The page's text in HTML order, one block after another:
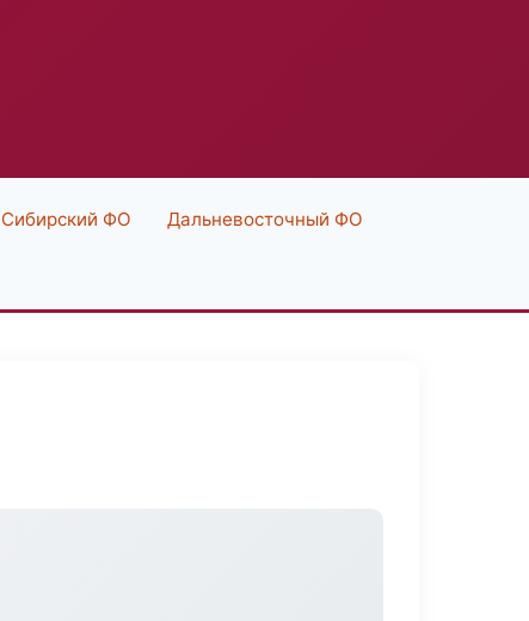
Сибирский ФО Дальневосточный ФО